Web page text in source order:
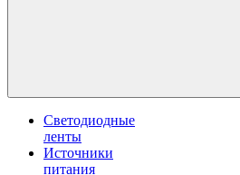
Светодиодные
ленты
Источники
питания